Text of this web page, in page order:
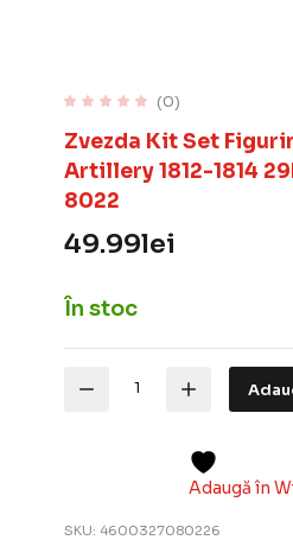
(0)
Zvezda Kit Set
Artillery 1812-1814
8022
49.99lei
În stoc
Zvezda
Artillery
Adaugă în
SKU: 4600327080226